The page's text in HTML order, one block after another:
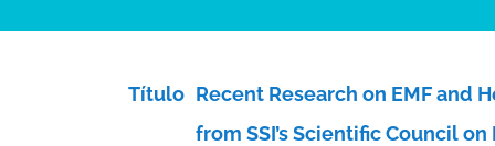
Título Recent Research on EMF and
from SSI’s Scientific Council